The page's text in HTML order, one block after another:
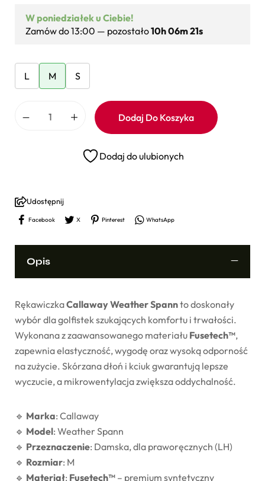
W poniedziałek u Ciebie!
Zamów do 13:00 — pozostało10h 06m 21s
L M S
Dodaj Do Koszyka
Dodaj do ulubionych
Udostępnij
Facebook X Pinterest WhatsApp
Opis
RękawiczkaCallaway Weather Spannto doskonały
wybór dla golfistek szukających komfortu i trwałości.
Wykonana z zaawansowanego materiału Fusetech™,
zapewnia elastyczność, wygodę oraz wysoką odporność
na zużycie. Skórzana dłoń i kciuk gwarantują lepsze
wyczucie, a mikrowentylacja zwiększa oddychalność.
🔹 Marka: Callaway
🔹 Model: Weather Spann
🔹 Przeznaczenie: Damska, dla praworęcznych (LH)
🔹 Rozmiar: M
🔹 Materiał: Fusetech™ – premium syntetyczny